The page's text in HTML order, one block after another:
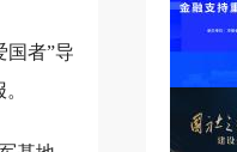
国者”导